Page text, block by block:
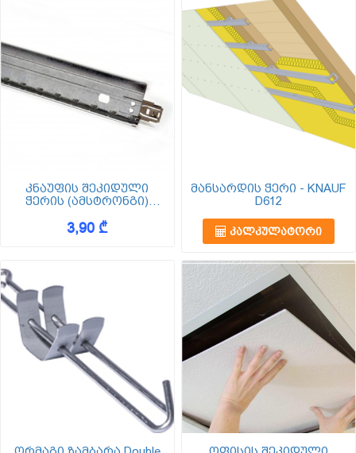
კნაუფის შეკიდული
ჭერის (ამსტრონგი)
გრძივი 24/38-24*38*600
3,90 ₾
მანსარდის ჭერი - KNAUF
D612
ᲙᲐᲚᲙᲣᲚᲐᲢᲝᲠᲘ